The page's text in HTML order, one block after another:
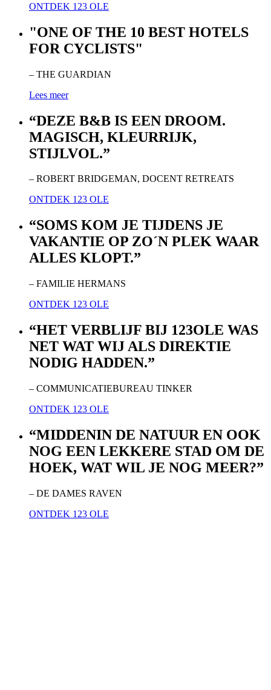
ONTDEK 123 OLE
"ONE OF THE 10 BEST HOTELS
FOR CYCLISTS"
– THE GUARDIAN
Lees meer
“DEZE B&B IS EEN DROOM.
MAGISCH, KLEURRIJK,
STIJLVOL.”
– ROBERT BRIDGEMAN, DOCENT RETREATS
ONTDEK 123 OLE
“SOMS KOM JE TIJDENS JE
VAKANTIE OP ZO´N PLEK WAAR
ALLES KLOPT.”
– FAMILIE HERMANS
ONTDEK 123 OLE
“HET VERBLIJF BIJ 123OLE WAS
NET WAT WIJ ALS DIREKTIE
NODIG HADDEN.”
– COMMUNICATIEBUREAU TINKER
ONTDEK 123 OLE
“MIDDENIN DE NATUUR EN OOK
NOG EEN LEKKERE STAD OM DE
HOEK, WAT WIL JE NOG MEER?”
– DE DAMES RAVEN
ONTDEK 123 OLE